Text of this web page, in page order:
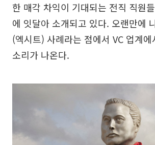
한 매각 차익이 기대되는 전직 직원
에 잇달아 소개되고 있다. 오랜만에
(엑시트) 사례라는 점에서 VC 업계
소리가 나온다.